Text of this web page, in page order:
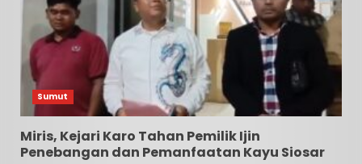
Sumut
Miris, Kejari Karo Tahan Pemilik Ijin
Penebangan dan Pemanfaatan Kayu Siosar